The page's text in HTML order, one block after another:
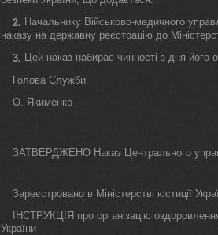
2. Начальнику Військово-медичного
наказу на державну реєстрацію до
3. Цей наказ набирає чинності з дня його
Голова Служби
О. Якименко
ЗАТВЕРДЖЕНО Наказ Центрального
Зареєстровано в Міністерстві юстиції
ІНСТРУКЦІЯ про організацію
України